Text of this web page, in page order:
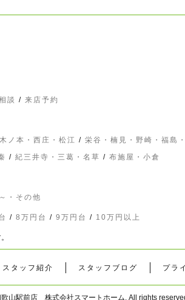
談 / 来店予約
木ノ本・西庄・松江 / 栄谷・楠見・野崎・福島
/ 紀三井寺・三葛・名草 / 布施屋・小倉
・その他
/ 8万円台 / 9万円台 / 10万円以上
ます。
スタッフ紹介 スタッフブログ プラ
山駅前店 株式会社スマートホーム. All rights